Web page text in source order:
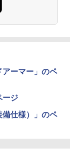
ーマー」のペ
ージ
仕様）」のペ